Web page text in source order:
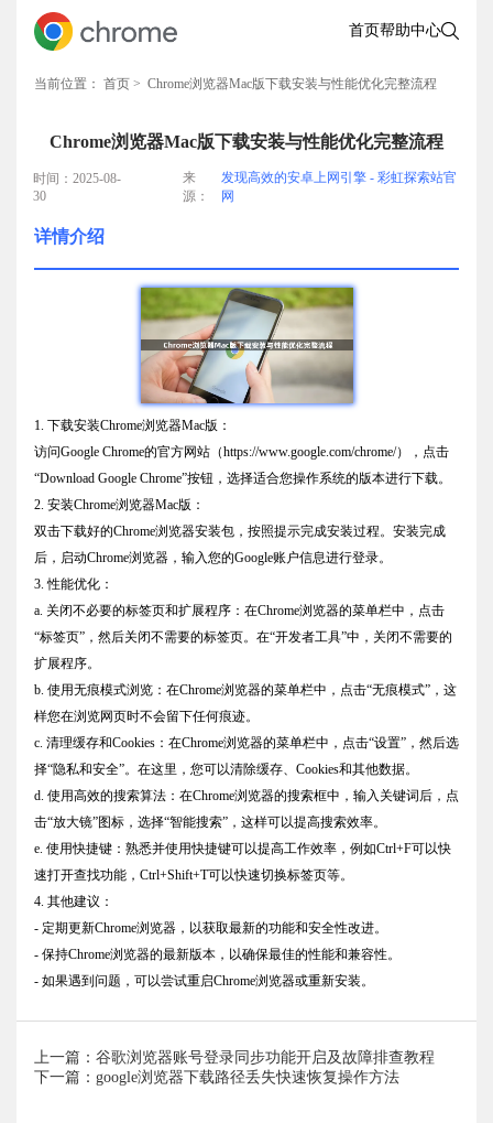
首页帮助中心
当前位置： 首页 > Chrome浏览器Mac版下载安装与性能优化完整流程
Chrome浏览器Mac版下载安装与性能优化完整流程
时间：2025-08-
30
来
源：
发现高效的安卓上网引擎 - 彩虹探索站官
网
详情介绍
1. 下载安装Chrome浏览器Mac版：
访问Google Chrome的官方网站（https://www.google.com/chrome/），点击
“Download Google Chrome”按钮，选择适合您操作系统的版本进行下载。
2. 安装Chrome浏览器Mac版：
双击下载好的Chrome浏览器安装包，按照提示完成安装过程。安装完成
后，启动Chrome浏览器，输入您的Google账户信息进行登录。
3. 性能优化：
a. 关闭不必要的标签页和扩展程序：在Chrome浏览器的菜单栏中，点击
“标签页”，然后关闭不需要的标签页。在“开发者工具”中，关闭不需要的
扩展程序。
b. 使用无痕模式浏览：在Chrome浏览器的菜单栏中，点击“无痕模式”，这
样您在浏览网页时不会留下任何痕迹。
c. 清理缓存和Cookies：在Chrome浏览器的菜单栏中，点击“设置”，然后选
择“隐私和安全”。在这里，您可以清除缓存、Cookies和其他数据。
d. 使用高效的搜索算法：在Chrome浏览器的搜索框中，输入关键词后，点
击“放大镜”图标，选择“智能搜索”，这样可以提高搜索效率。
e. 使用快捷键：熟悉并使用快捷键可以提高工作效率，例如Ctrl+F可以快
速打开查找功能，Ctrl+Shift+T可以快速切换标签页等。
4. 其他建议：
- 定期更新Chrome浏览器，以获取最新的功能和安全性改进。
- 保持Chrome浏览器的最新版本，以确保最佳的性能和兼容性。
- 如果遇到问题，可以尝试重启Chrome浏览器或重新安装。
上一篇：谷歌浏览器账号登录同步功能开启及故障排查教程
下一篇：google浏览器下载路径丢失快速恢复操作方法